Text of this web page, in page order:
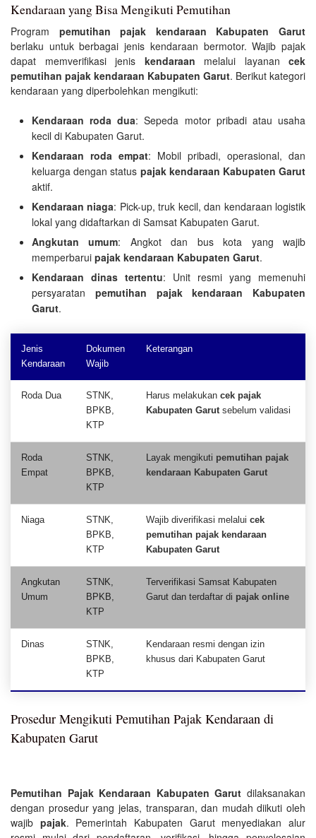
Kendaraan yang Bisa Mengikuti Pemutihan
Program pemutihan pajak kendaraan Kabupaten Garut
berlaku untuk berbagai jenis kendaraan bermotor. Wajib pajak
dapat memverifikasi jenis kendaraan melalui layanan cek
pemutihan pajak kendaraan Kabupaten Garut. Berikut kategori
kendaraan yang diperbolehkan mengikuti:
Kendaraan roda dua: Sepeda motor pribadi atau usaha
kecil di Kabupaten Garut.
Kendaraan roda empat: Mobil pribadi, operasional, dan
keluarga dengan status pajak kendaraan Kabupaten Garut
aktif.
Kendaraan niaga: Pick-up, truk kecil, dan kendaraan logistik
lokal yang didaftarkan di Samsat Kabupaten Garut.
Angkutan umum: Angkot dan bus kota yang wajib
memperbarui pajak kendaraan Kabupaten Garut.
Kendaraan dinas tertentu: Unit resmi yang memenuhi
persyaratan pemutihan pajak kendaraan Kabupaten
Garut.
Jenis
Kendaraan
Dokumen
Wajib
Keterangan
Roda Dua
STNK,
BPKB,
KTP
Harus melakukan cek pajak
Kabupaten Garut sebelum validasi
Roda
Empat
STNK,
BPKB,
KTP
Layak mengikuti pemutihan pajak
kendaraan Kabupaten Garut
Niaga
STNK,
BPKB,
KTP
Wajib diverifikasi melalui cek
pemutihan pajak kendaraan
Kabupaten Garut
Angkutan
Umum
STNK,
BPKB,
KTP
Terverifikasi Samsat Kabupaten
Garut dan terdaftar di pajak online
Dinas
STNK,
BPKB,
KTP
Kendaraan resmi dengan izin
khusus dari Kabupaten Garut
Prosedur Mengikuti Pemutihan Pajak Kendaraan di
Kabupaten Garut
Pemutihan Pajak Kendaraan Kabupaten Garut dilaksanakan
dengan prosedur yang jelas, transparan, dan mudah diikuti oleh
wajib pajak. Pemerintah Kabupaten Garut menyediakan alur